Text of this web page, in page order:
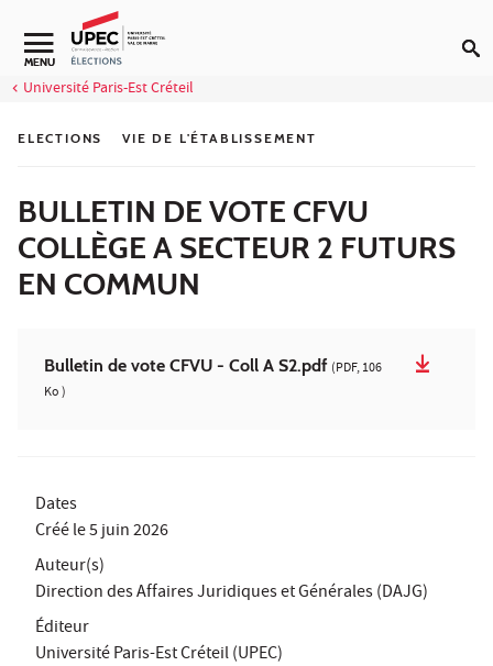
Aller au contenu
Navigation secondaire
MENU
Université Paris-Est Créteil
ELECTIONS VIE DE L'ÉTABLISSEMENT
BULLETIN DE VOTE CFVU
COLLÈGE A SECTEUR 2 FUTURS
EN COMMUN
Bulletin de vote CFVU - Coll A S2.pdf (PDF, 106
Ko )
Dates
Créé le5 juin 2026
Auteur(s)
Direction des Affaires Juridiques et Générales (DAJG)
Éditeur
Université Paris-Est Créteil (UPEC)